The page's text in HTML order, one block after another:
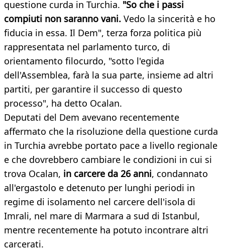
questione curda in Turchia. "So che i passi
compiuti non saranno vani. Vedo la sincerità e ho
fiducia in essa. Il Dem", terza forza politica più
rappresentata nel parlamento turco, di
orientamento filocurdo, "sotto l'egida
dell'Assemblea, farà la sua parte, insieme ad altri
partiti, per garantire il successo di questo
processo", ha detto Ocalan.
Deputati del Dem avevano recentemente
affermato che la risoluzione della questione curda
in Turchia avrebbe portato pace a livello regionale
e che dovrebbero cambiare le condizioni in cui si
trova Ocalan, in carcere da 26 anni, condannato
all'ergastolo e detenuto per lunghi periodi in
regime di isolamento nel carcere dell'isola di
Imrali, nel mare di Marmara a sud di Istanbul,
mentre recentemente ha potuto incontrare altri
carcerati.